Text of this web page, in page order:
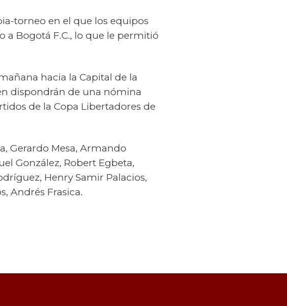
torneo en el que los equipos
a Bogotá F.C., lo que le permitió
hacia la Capital de la
dispondrán de una nómina
de la Copa Libertadores de
Gerardo Mesa, Armando
González, Robert Egbeta,
Henry Samir Palacios,
Andrés Frasica.